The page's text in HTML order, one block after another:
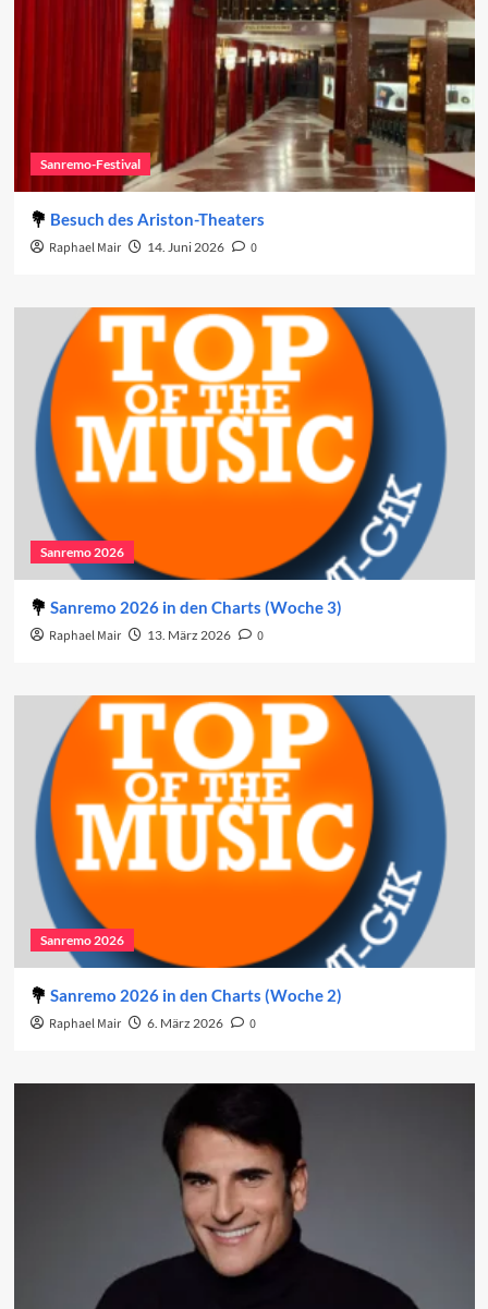
Sanremo-Festival
Besuch des Ariston-Theaters
Raphael Mair 14. Juni 2026 0
Sanremo 2026
Sanremo 2026 in den Charts (Woche 3)
Raphael Mair 13. März 2026 0
Sanremo 2026
Sanremo 2026 in den Charts (Woche 2)
Raphael Mair 6. März 2026 0